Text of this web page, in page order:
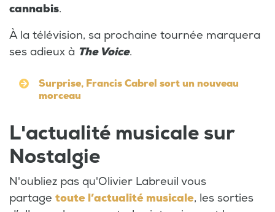
cannabis.
À la télévision, sa prochaine tournée marquera
ses adieux à The Voice.
Surprise, Francis Cabrel sort un nouveau
morceau
L'actualité musicale sur
Nostalgie
N'oubliez pas qu'Olivier Labreuil vous
partage toute l’actualité musicale, les sorties